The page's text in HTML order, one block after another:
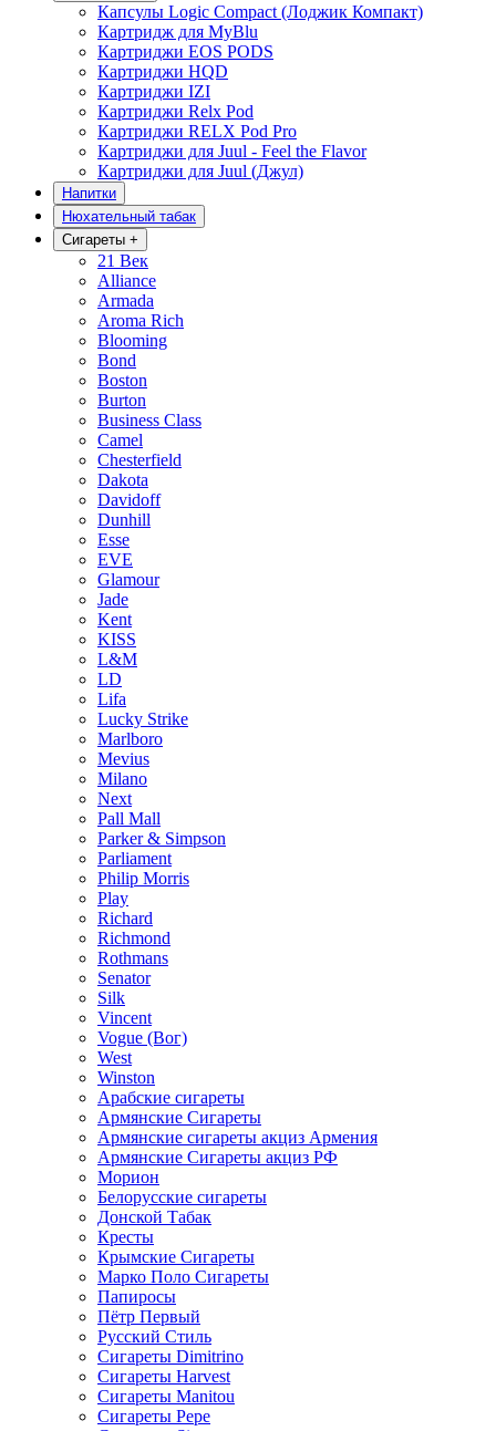
Капсулы Logic Compact (Лоджик Компакт)
Картридж для MyBlu
Картриджи EOS PODS
Картриджи HQD
Картриджи IZI
Картриджи Relx Pod
Картриджи RELX Pod Pro
Картриджи для Juul - Feel the Flavor
Картриджи для Juul (Джул)
Напитки
Нюхательный табак
Сигареты +
21 Век
Alliance
Armada
Aroma Rich
Blooming
Bond
Boston
Burton
Business Class
Camel
Chesterfield
Dakota
Davidoff
Dunhill
Esse
EVE
Glamour
Jade
Kent
KISS
L&M
LD
Lifa
Lucky Strike
Marlboro
Mevius
Milano
Next
Pall Mall
Parker & Simpson
Parliament
Philip Morris
Play
Richard
Richmond
Rothmans
Senator
Silk
Vincent
Vogue (Вог)
West
Winston
Арабские сигареты
Армянские Сигареты
Армянские сигареты акциз Армения
Армянские Сигареты акциз РФ
Морион
Белорусские сигареты
Донской Табак
Кресты
Крымские Сигареты
Марко Поло Сигареты
Папиросы
Пётр Первый
Русский Стиль
Сигареты Dimitrino
Сигареты Harvest
Сигареты Manitou
Сигареты Pepe